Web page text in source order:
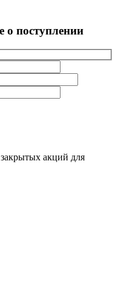
о поступлении
акций для